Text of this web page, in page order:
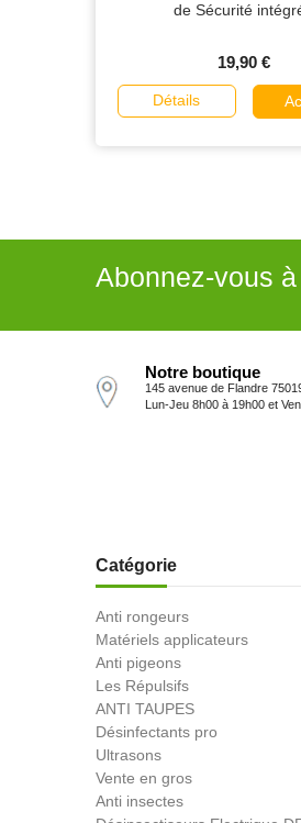
de Sécurité
19,90 €
Détails
Abonnez-vous
Notre boutique
145 avenue de Flandre
Lun-Jeu 8h00 à 19h00 et
Catégorie
Anti rongeurs
Matériels applicateurs
Anti pigeons
Les Répulsifs
ANTI TAUPES
Désinfectants pro
Ultrasons
Vente en gros
Anti insectes